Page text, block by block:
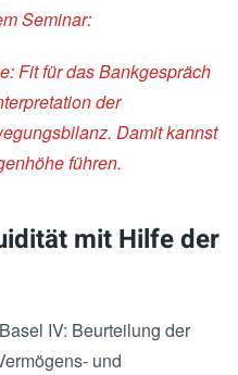
Seminar:
Fit für das Bankgespräch
der
Damit kannst
führen.
mit Hilfe der
IV: Beurteilung der
und